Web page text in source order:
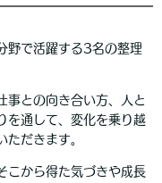
野で活躍する3名の整理
事との向き合い方、人と
を通して、変化を乗り越
ただきます。
こから得た気づきや成長